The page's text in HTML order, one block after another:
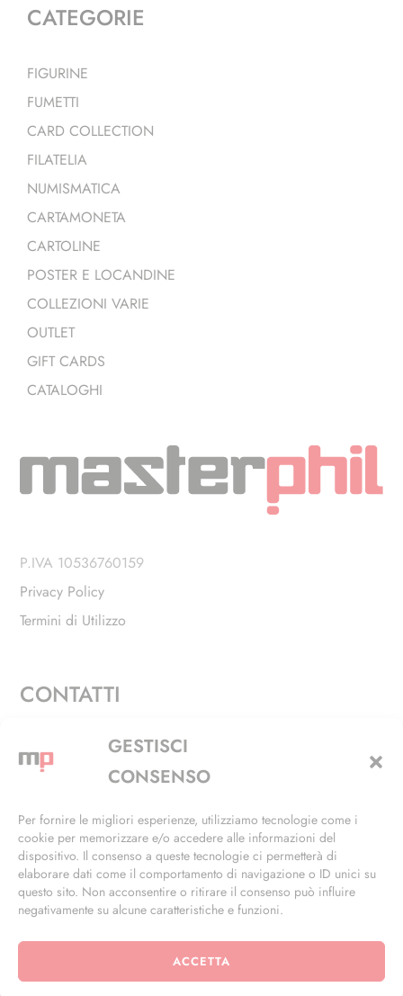
GESTISCI
CONSENSO
Per fornire le migliori esperienze, utilizziamo tecnologie come i
cookie per memorizzare e/o accedere alle informazioni del
dispositivo. Il consenso a queste tecnologie ci permetterà di
elaborare dati come il comportamento di navigazione o ID unici su
questo sito. Non acconsentire o ritirare il consenso può influire
negativamente su alcune caratteristiche e funzioni.
ACCETTA
CATEGORIE
FIGURINE
FUMETTI
CARD COLLECTION
FILATELIA
NUMISMATICA
CARTAMONETA
CARTOLINE
POSTER E LOCANDINE
COLLEZIONI VARIE
OUTLET
GIFT CARDS
CATALOGHI
P.IVA 10536760159
Privacy Policy
Termini di Utilizzo
CONTATTI
Via Alfieri, 27 - Trezzano Sul Naviglio (MI)
+39 02 4846 3155
info@masterphil.it